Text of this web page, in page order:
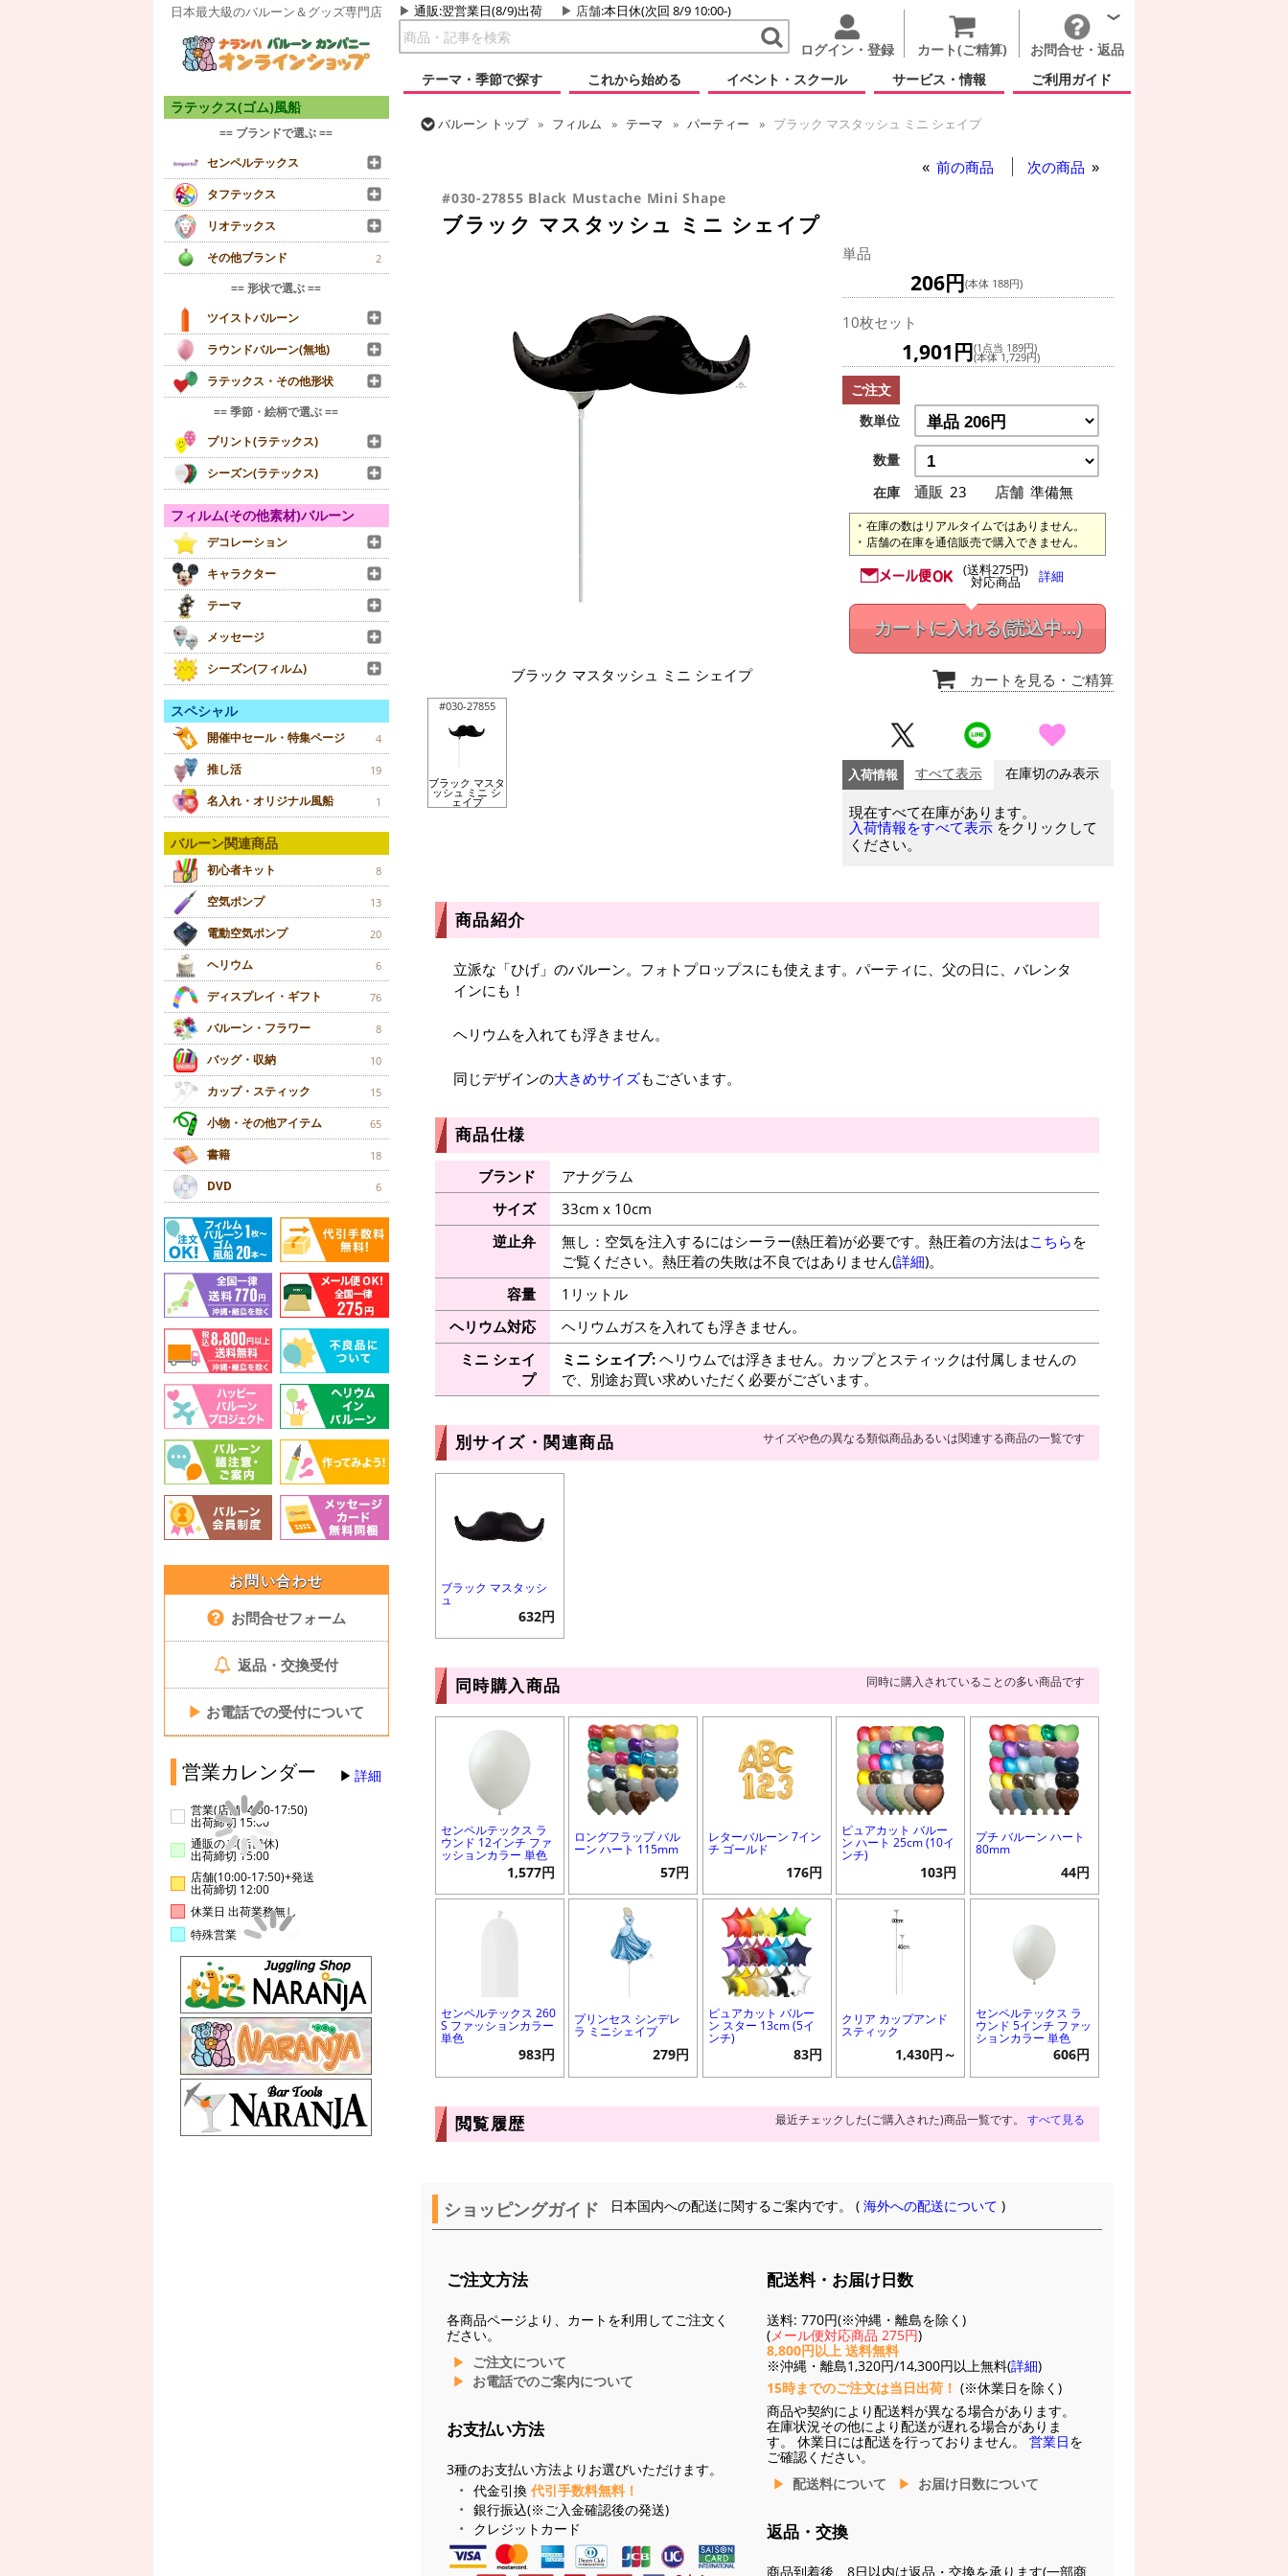
日本最大級のバルーン＆グッズ専門店 通販:翌営業日(8/9)出荷 店舗:本日休(次回 8/9 10:00-)
ログイン・登録 カート(ご精算)
お問合せ・返品
テーマ・季節で探す
これから始める イベント・スクール サービス・情報 ご利用ガイド
ラテックス(ゴム)風船
== ブランドで選ぶ ==
センペルテックス
タフテックス
リオテックス
その他ブランド
2
== 形状で選ぶ ==
ツイストバルーン
ラウンドバルーン(無地)
ラテックス・その他形状
== 季節・絵柄で選ぶ ==
プリント(ラテックス)
シーズン(ラテックス)
フィルム(その他素材)バルーン
デコレーション
キャラクター
テーマ
メッセージ
シーズン(フィルム)
スペシャル
開催中セール・特集ページ 4
推し活 19
名入れ・オリジナル風船 1
バルーン関連商品
初心者キット 8
空気ポンプ 13
電動空気ポンプ 20
ヘリウム 6
ディスプレイ・ギフト 76
バルーン・フラワー 8
バッグ・収納 10
カップ・スティック 15
小物・その他アイテム 65
書籍 18
DVD 6
お問い合わせ
お問合せフォーム
返品・交換受付
▶ お電話での受付について
営業カレンダー 詳細
営業(店舗14:00-17:50)
出荷締切 15:00
通販のみ(店舗休)
出荷締切 15:00
店舗(10:00-17:50)+発送
出荷締切 12:00
休業日 出荷業務無し
特殊営業
バルーン トップ フィルム テーマ パーティー
ブラック マスタッシュ ミニ シェイプ
前の商品 次の商品
#030-27855 Black Mustache Mini Shape
ブラック マスタッシュ ミニ シェイプ
ブラック マスタッシュ ミニ シェイプ
#030-27855
ブラック マスタ
ッシュ ミニ シ
ェイプ
単品
206円(本体 188円)
10枚セット
1,901円(1点当 189円)
(本体 1,729円)
ご注文
数単位
数量
在庫
通販 23 店舗 準備無
在庫の数はリアルタイムではありません。
店舗の在庫を通信販売で購入できません。
(送料275円)
対応商品 詳細
カートに入れる(読込中...)
カートを見る ・ご精算
入荷情報 すべて表示 在庫切のみ表示
現在すべて在庫があります。
入荷情報をすべて表示 をクリックして
ください。
商品紹介
立派な「ひげ」のバルーン。フォトプロップスにも使えます。パーティに、父の日に、バレンタ
インにも！
ヘリウムを入れても浮きません。
同じデザインの大きめサイズもございます。
商品仕様
ブランド
アナグラム
サイズ
33cm x 10cm
逆止弁
無し：空気を注入するにはシーラー(熱圧着)が必要です。熱圧着の方法はこちら を
ご覧ください。熱圧着の失敗は不良ではありません(詳細)。
容量
1リットル
ヘリウム対応
ヘリウムガスを入れても浮きません。
ミニ シェイ
プ
ミニ シェイプ:ヘリウムでは浮きません。カップとスティックは付属しませんの
で、別途お買い求めいただく必要がございます。
別サイズ・関連商品 サイズや色の異なる類似商品あるいは関連する商品の一覧です
ブラック マスタッシ
ュ
632円
同時購入商品 同時に購入されていることの多い商品です
センペルテックス ラ
ウンド 12インチ ファ
ッションカラー 単色
1,577円
ロングフラップ バル
ーン ハート 115mm
57円
レターバルーン 7イン
チ ゴールド
176円
ピュアカット バルー
ン ハート 25cm (10イ
ンチ)
103円
プチ バルーン ハート
80mm
44円
センペルテックス 260
S ファッションカラー
単色
983円
プリンセス シンデレ
ラ ミニシェイプ
279円
ピュアカット バルー
ン スター 13cm (5イ
ンチ)
83円
クリア カップアンド
スティック
1,430円～
センペルテックス ラ
ウンド 5インチ ファッ
ションカラー 単色
606円
閲覧履歴 最近チェックした(ご購入された)商品一覧です。 すべて見る
ショッピングガイド 日本国内への配送に関するご案内です。 (海外への配送について )
ご注文方法
各商品ページより、カートを利用してご注文く
ださい。
ご注文について
お電話でのご案内について
お支払い方法
3種のお支払い方法よりお選びいただけます。
代金引換 代引手数料無料！
銀行振込(※ご入金確認後の発送)
クレジットカード
配送料・お届け日数
送料: 770円(※沖縄・離島を除く)
( メール便対応商品 275円)
8,800円以上 送料無料
※沖縄・離島1,320円/14,300円以上無料(詳細)
15時までのご注文は当日出荷！ (※休業日を除く)
商品や契約により配送料が異なる場合があります。
在庫状況その他により配送が遅れる場合がありま
す。 休業日には配送を行っておりません。 営業日を
ご確認ください。
配送料について
お届け日数について
返品・交換
商品到着後、8日以内は返品・交換を承ります(一部商